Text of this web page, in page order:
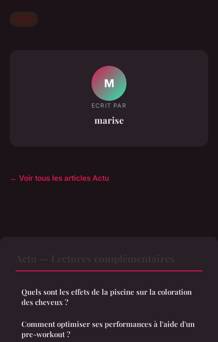
Actu
M
ECRIT PAR
marise
← Voir tous les articles Actu
Quels sont les effets de la piscine sur la coloration
des cheveux ?
Comment optimiser ses performances à l'aide d'un
pre-workout ?